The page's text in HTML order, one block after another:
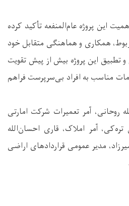
این پروژه عام‌المنفعه تأکید کرده
همکاری و هماهنگی متقابل خود
تطبیق این پروژه بیش از پیش تقویت
مناسب به افراد بی‌سرپرست فراهم
روحانی، آمر تعمیرات شرکت امارتی
تره‌کی، آمر املاک، قاری احسان‌الله
مدیر عمومی قراردادهای اراضی